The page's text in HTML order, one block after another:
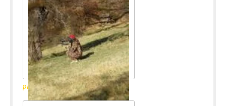
photo_2017-11-14_13-46-35